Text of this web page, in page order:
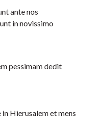
ante nos
in novissimo
pessimam dedit
Hierusalem et mens